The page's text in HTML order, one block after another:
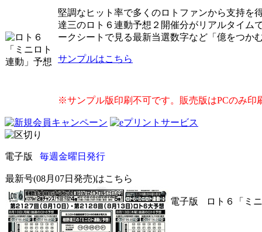
堅調なヒット率で多くのロトファンから支持を
達三のロト６連動予想２開催分がリアルタイム
ークシートで見る最新当選数字など「億をつか
サンプルはこちら
※サンプル版印刷不可です。販売版はPCのみ印
電子版 毎週金曜日発行
最新号(08月07日発売)はこちら
電子版 ロト６「ミ